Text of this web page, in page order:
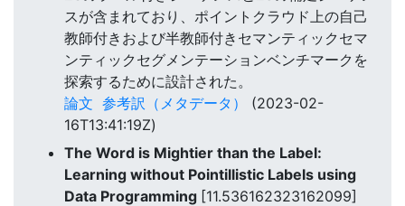
スが含まれており、ポイントクラウド上の自己
教師付きおよび半教師付きセマンティックセマ
ンティックセグメンテーションベンチマークを
探索するために設計された。
論文 参考訳（メタデータ）
(2023-02-
16T13:41:19Z)
The Word is Mightier than the Label:
Learning without Pointillistic Labels using
Data Programming [11.536162323162099]